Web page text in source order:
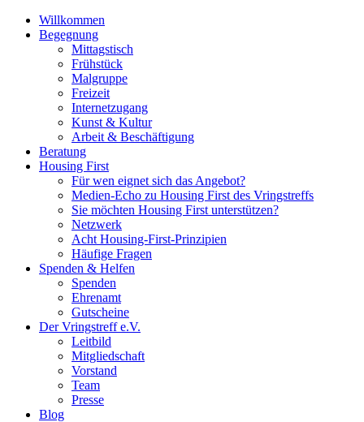
Willkommen
Begegnung
Mittagstisch
Frühstück
Malgruppe
Freizeit
Internetzugang
Kunst & Kultur
Arbeit & Beschäftigung
Beratung
Housing First
Für wen eignet sich das Angebot?
Medien-Echo zu Housing First des Vringstreffs
Sie möchten Housing First unterstützen?
Netzwerk
Acht Housing-First-Prinzipien
Häufige Fragen
Spenden & Helfen
Spenden
Ehrenamt
Gutscheine
Der Vringstreff e.V.
Leitbild
Mitgliedschaft
Vorstand
Team
Presse
Blog